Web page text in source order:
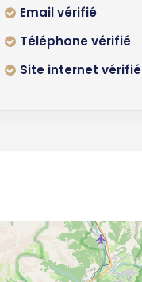
Email vérifié
Téléphone vérifié
Site internet vérifié